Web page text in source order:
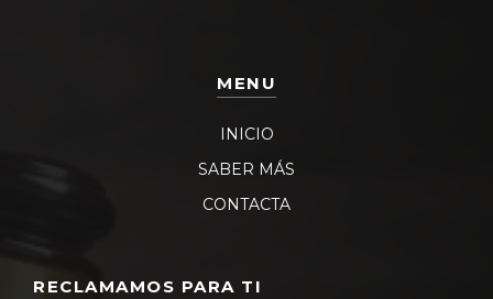
MENU
INICIO
SABER MÁS
CONTACTA
RECLAMAMOS PARA TI